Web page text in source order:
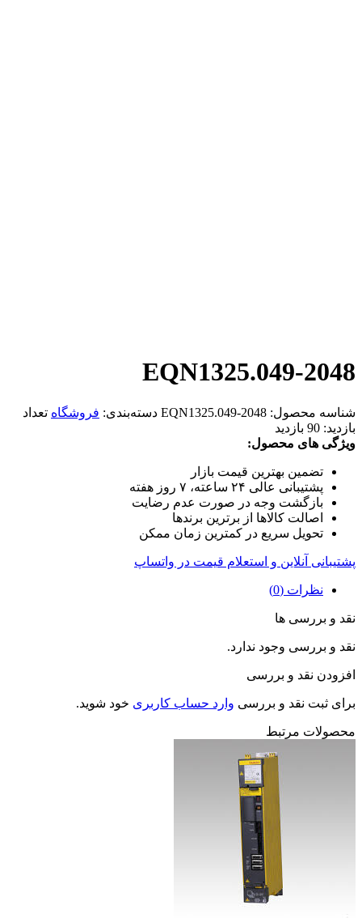
EQN1325.049-2048
شناسه محصول: EQN1325.049-2048 دسته‌بندی: فروشگاه تعداد
بازدید: 90 بازدید
ویژگی های محصول:
تضمین بهترین قیمت بازار
پشتیبانی عالی ۲۴ ساعته، ۷ روز هفته
بازگشت وجه در صورت عدم رضایت
اصالت کالاها از برترین برندها
تحویل سریع در کمترین زمان ممکن
پشتیبانی آنلاین و استعلام قیمت در واتساپ
نظرات (0)
نقد و بررسی ها
نقد و بررسی وجود ندارد.
افزودن نقد و بررسی
برای ثبت نقد و بررسی وارد حساب کاربری خود شوید.
محصولات مرتبط